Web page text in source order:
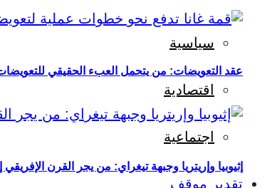
سياسية
اقتصادية
اجتماعية
تقدير موقف
عقد التعويضات: من يتحمل العبء الحقيقي
إثيوبيا وإريتريا وجبهة تيغراي: من يجر القرن